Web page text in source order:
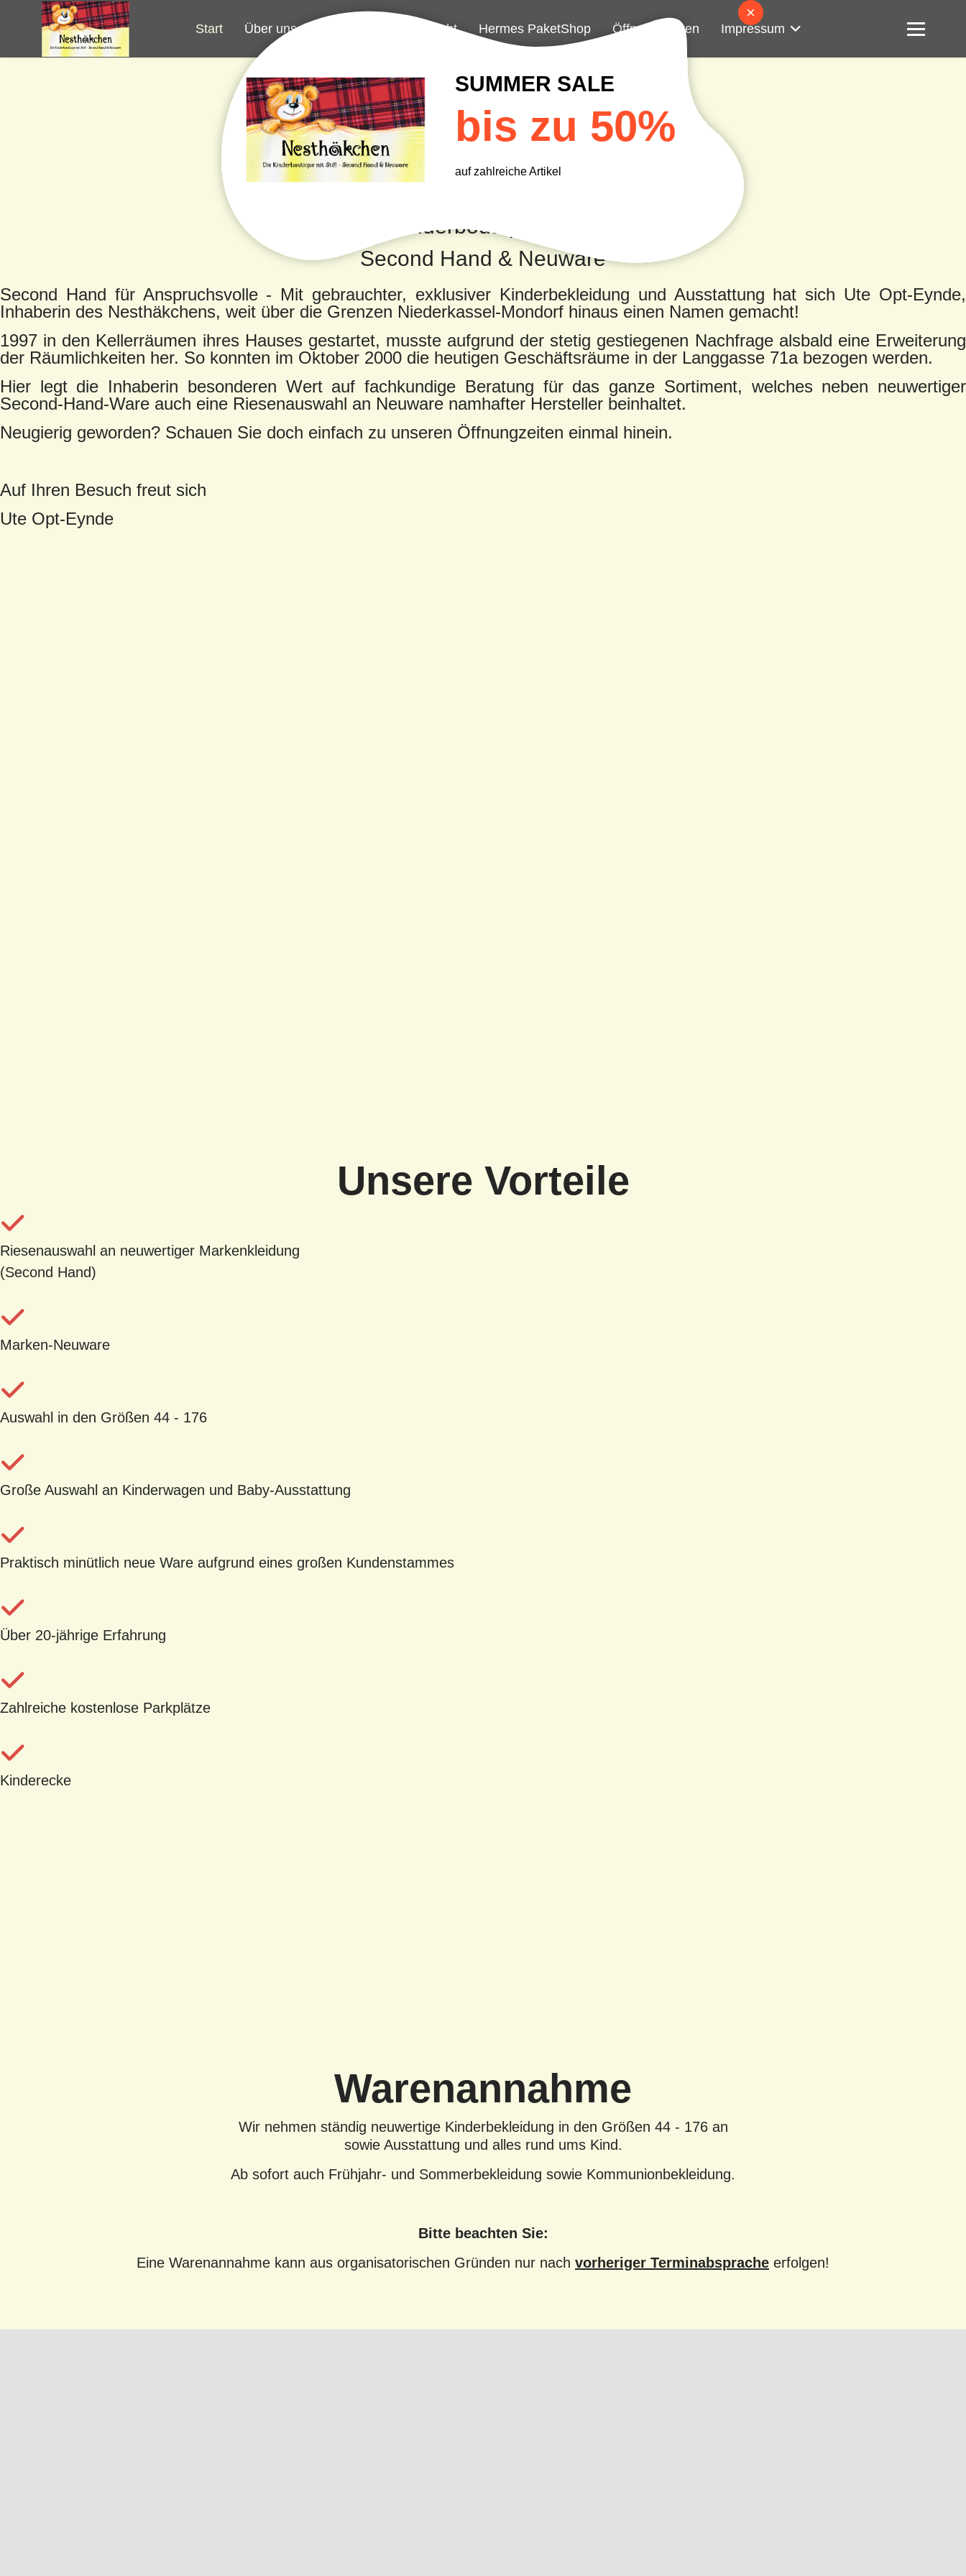
Start Über uns Gesucht Hermes PaketShop Öffnungszeiten Impressum
Nesthäkchen
Die Kinderboutique mit Stil!
Second Hand & Neuware
Second Hand für Anspruchsvolle- Mit gebrauchter, exklusiver Kinderbekleidung und Ausstattung hat sich Ute Opt-Eynde,
Inhaberin des Nesthäkchens, weit über die Grenzen Niederkassel-Mondorf hinaus einen Namen gemacht!
1997 in den Kellerräumen ihres Hauses gestartet, musste aufgrund der stetig gestiegenen Nachfrage alsbald eine Erweiterung
der Räumlichkeiten her. So konnten im Oktober 2000 die heutigen Geschäftsräume in der Langgasse 71a bezogen werden.
Hier legt die Inhaberin besonderen Wert auf fachkundige Beratung für das ganze Sortiment, welches neben neuwertiger
Second-Hand-Ware auch eine Riesenauswahl an Neuware namhafter Hersteller beinhaltet.
Neugierig geworden? Schauen Sie doch einfach zu unseren Öffnungzeiten einmal hinein.
Auf Ihren Besuch freut sich
Ute Opt-Eynde
Unsere Vorteile
Riesenauswahl an neuwertiger Markenkleidung
(Second Hand)
Marken-Neuware
Auswahl in den Größen 44 - 176
Große Auswahl an Kinderwagen und Baby-Ausstattung
Praktisch minütlich neue Ware aufgrund eines großen Kundenstammes
Über 20-jährige Erfahrung
Zahlreiche kostenlose Parkplätze
Kinderecke
Warenannahme
Wir nehmen ständig neuwertige Kinderbekleidung in den Größen 44 - 176 an
sowie Ausstattung und alles rund ums Kind.
Ab sofort auch Frühjahr- und Sommerbekleidung sowie Kommunionbekleidung.
Bitte beachten Sie:
Eine Warenannahme kann aus organisatorischen Gründen nur nach vorheriger Terminabsprache erfolgen!
×
SUMMER SALE
bis zu 50%
auf zahlreiche Artikel